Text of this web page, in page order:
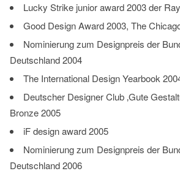
Lucky Strike junior award 2003 der
Good Design Award 2003, The
Nominierung zum Designpreis der
Deutschland 2004
The International Design Yearbook
Deutscher Designer Club ‚Gute
Bronze 2005
iF design award 2005
Nominierung zum Designpreis der
Deutschland 2006